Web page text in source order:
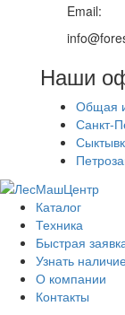
Email:
Наши
Общая
Санкт-
Каталог
Техника
Быстрая
Узнать
О компании
Контакты